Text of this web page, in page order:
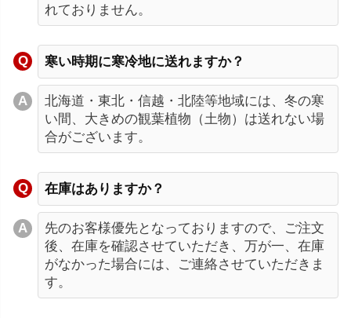
れておりません。
寒い時期に寒冷地に送れますか？
北海道・東北・信越・北陸等地域には、冬の寒
い間、大きめの観葉植物（土物）は送れない場
合がございます。
在庫はありますか？
先のお客様優先となっておりますので、ご注文
後、在庫を確認させていただき、万が一、在庫
がなかった場合には、ご連絡させていただきま
す。